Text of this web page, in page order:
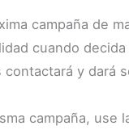
campaña de
cuando
contactará y dará
campaña, use